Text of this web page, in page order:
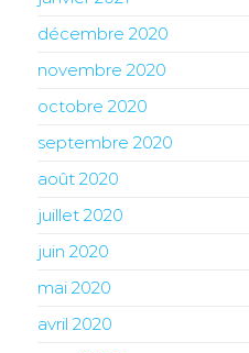
décembre 2020
novembre 2020
octobre 2020
septembre 2020
août 2020
juillet 2020
juin 2020
mai 2020
avril 2020